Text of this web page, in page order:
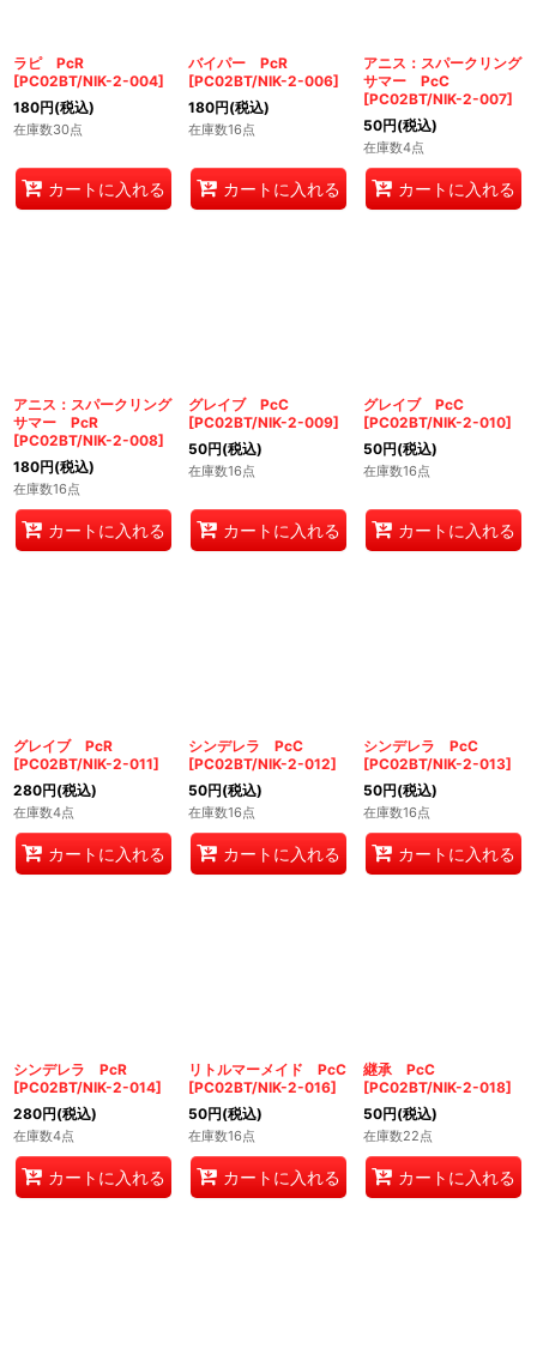
ラピ PcR
[PC02BT/NIK-2-004]
180円(税込)
在庫数30点
カートに入れる
バイパー PcR
[PC02BT/NIK-2-006]
180円(税込)
在庫数16点
カートに入れる
アニス：スパークリング
サマー PcC
[PC02BT/NIK-2-007]
50円(税込)
在庫数4点
カートに入れる
アニス：スパークリング
サマー PcR
[PC02BT/NIK-2-008]
180円(税込)
在庫数16点
カートに入れる
グレイブ PcC
[PC02BT/NIK-2-009]
50円(税込)
在庫数16点
カートに入れる
グレイブ PcC
[PC02BT/NIK-2-010]
50円(税込)
在庫数16点
カートに入れる
グレイブ PcR
[PC02BT/NIK-2-011]
280円(税込)
在庫数4点
カートに入れる
シンデレラ PcC
[PC02BT/NIK-2-012]
50円(税込)
在庫数16点
カートに入れる
シンデレラ PcC
[PC02BT/NIK-2-013]
50円(税込)
在庫数16点
カートに入れる
シンデレラ PcR
[PC02BT/NIK-2-014]
280円(税込)
在庫数4点
カートに入れる
リトルマーメイド PcC
[PC02BT/NIK-2-016]
50円(税込)
在庫数16点
カートに入れる
継承 PcC
[PC02BT/NIK-2-018]
50円(税込)
在庫数22点
カートに入れる